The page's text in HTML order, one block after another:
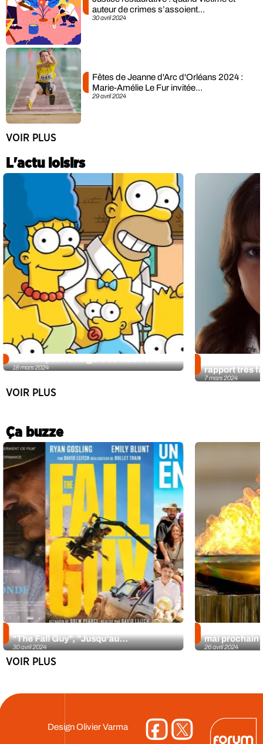
30 avril 2024
auteur de crimes s’assoient...
29 avril 2024
Fêtes de Jeanne d'Arc d'Orléans 2024 :
Marie-Amélie Le Fur invitée...
VOIR PLUS
L'actu loisirs
18 mars 2024
7 mars 2024
rapport très
VOIR PLUS
Ça buzze
30 avril 2024
"The Fall Guy", "Jusqu’au...
26 avril 2024
mai prochain
VOIR PLUS
DesignOlivier Varma